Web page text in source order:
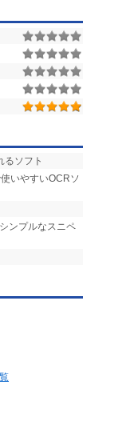
るソフト
いやすいOCRソ
ンプルなスニペ